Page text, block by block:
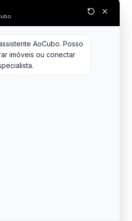
AoCubo. Posso
imóveis ou conectar